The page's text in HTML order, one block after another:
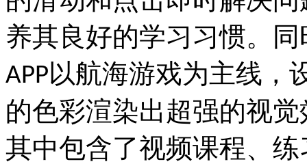
养其良好的学习习惯。
APP以航海游戏为主线，
的色彩渲染出超强的视
其中包含了视频课程、